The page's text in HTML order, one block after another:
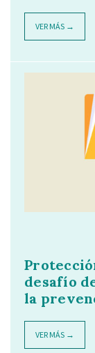
VER MÁS →
desafío
la
VER MÁS →